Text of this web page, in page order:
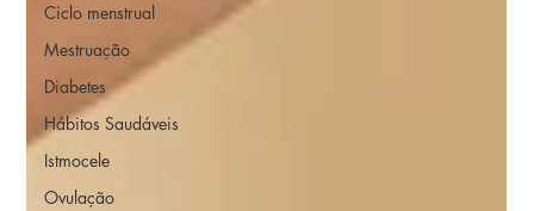
Ciclo menstrual
Mestruação
Diabetes
Hábitos Saudáveis
Istmocele
Ovulação